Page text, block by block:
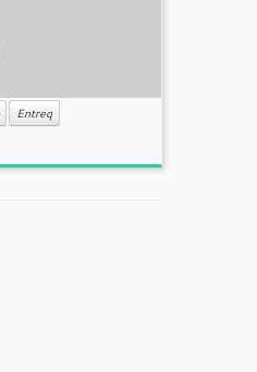
Entreq